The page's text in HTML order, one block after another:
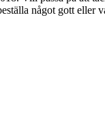
något gott eller